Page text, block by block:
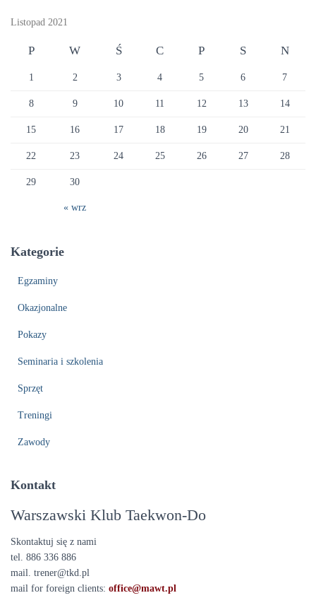
Listopad 2021
P W Ś C P S N
« wrz
1 2 3 4 5 6 7
8 9 10 11 12 13 14
15 16 17 18 19 20 21
22 23 24 25 26 27 28
29 30
Kategorie
Egzaminy
Okazjonalne
Pokazy
Seminaria i szkolenia
Sprzęt
Treningi
Zawody
Kontakt
Warszawski Klub Taekwon-Do
Skontaktuj się z nami
tel. 886 336 886
mail. trener@tkd.pl
mail for foreign clients: office@mawt.pl